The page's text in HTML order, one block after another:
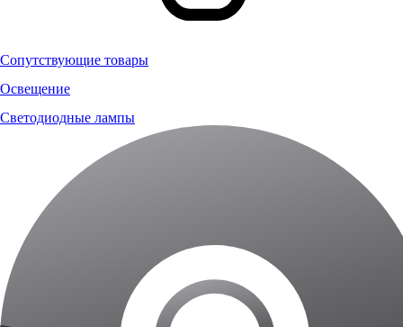
Сопутствующие товары
Освещение
Светодиодные лампы